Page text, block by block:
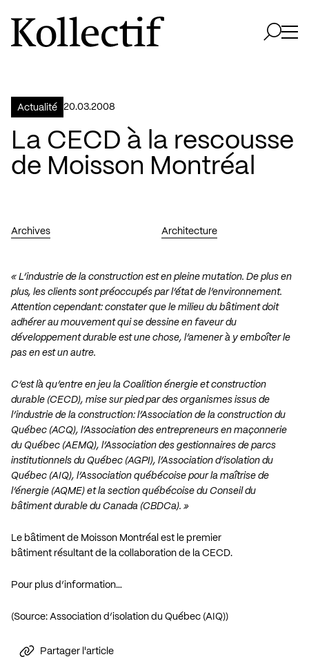
Aller à la page d'accueil
Logo Kollectif
Actualité 20.03.2008
La CECD à la rescousse
de Moisson Montréal
Archives Architecture
« L’industrie de la construction est en pleine mutation. De plus en
plus, les clients sont préoccupés par l’état de l’environnement.
Attention cependant: constater que le milieu du bâtiment doit
adhérer au mouvement qui se dessine en faveur du
développement durable est une chose, l’amener à y emboîter le
pas en est un autre.
C’est là qu’entre en jeu la Coalition énergie et construction
durable (CECD), mise sur pied par des organismes issus de
l’industrie de la construction: l’Association de la construction du
Québec (ACQ), l’Association des entrepreneurs en maçonnerie
du Québec (AEMQ), l’Association des gestionnaires de parcs
institutionnels du Québec (AGPI), l’Association d’isolation du
Québec (AIQ), l’Association québécoise pour la maîtrise de
l’énergie (AQME) et la section québécoise du Conseil du
bâtiment durable du Canada (CBDCa). »
Le bâtiment de Moisson Montréal est le premier
bâtiment résultant de la collaboration de la CECD.
Pour plus d’information…
(Source: Association d’isolation du Québec (AIQ))
Partager l'article